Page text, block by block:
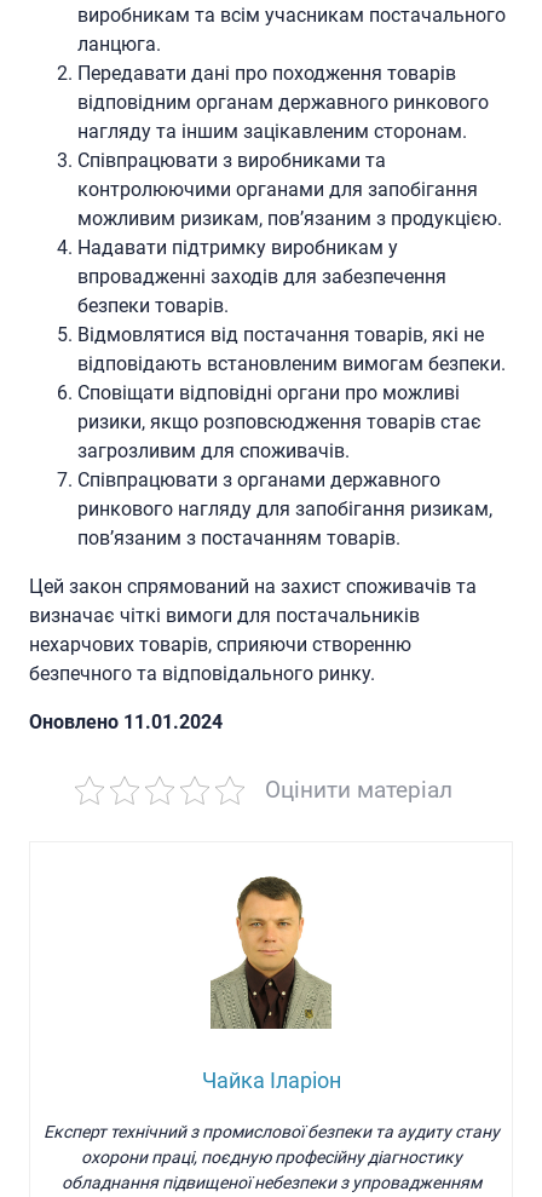
виробникам та всім учасникам постачального
ланцюга.
Передавати дані про походження товарів
відповідним органам державного ринкового
нагляду та іншим зацікавленим сторонам.
Співпрацювати з виробниками та
контролюючими органами для запобігання
можливим ризикам, пов’язаним з продукцією.
Надавати підтримку виробникам у
впровадженні заходів для забезпечення
безпеки товарів.
Відмовлятися від постачання товарів, які не
відповідають встановленим вимогам безпеки.
Сповіщати відповідні органи про можливі
ризики, якщо розповсюдження товарів стає
загрозливим для споживачів.
Співпрацювати з органами державного
ринкового нагляду для запобігання ризикам,
пов’язаним з постачанням товарів.
Цей закон спрямований на захист споживачів та
визначає чіткі вимоги для постачальників
нехарчових товарів, сприяючи створенню
безпечного та відповідального ринку.
Oновлено 11.01.2024
Оцінити матеріал
Чайка Іларіон
Експерт технічний з промислової безпеки та аудиту стану
охорони праці, поєдную професійну діагностику
обладнання підвищеної небезпеки з упровадженням